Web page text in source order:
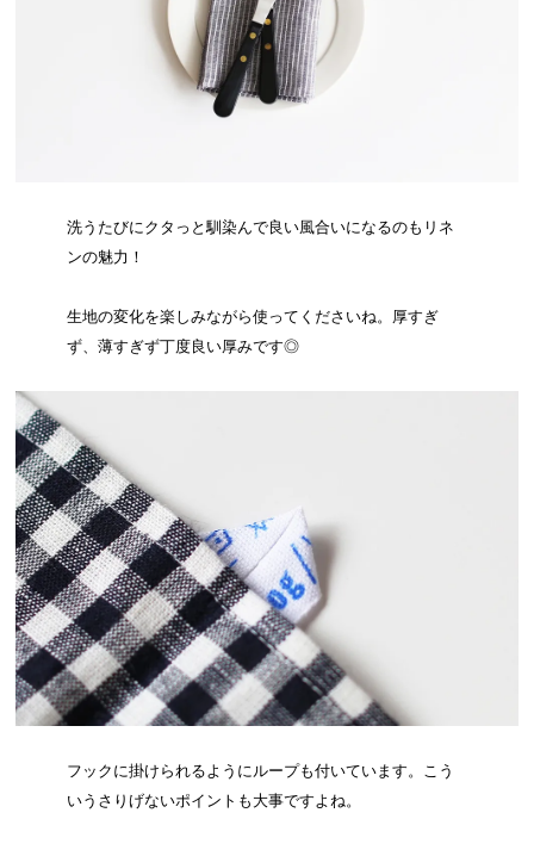
洗うたびにクタっと馴染んで良い風合いになるのもリネ
ンの魅力！
生地の変化を楽しみながら使ってくださいね。厚すぎ
ず、薄すぎず丁度良い厚みです◎
フックに掛けられるようにループも付いています。こう
いうさりげないポイントも大事ですよね。